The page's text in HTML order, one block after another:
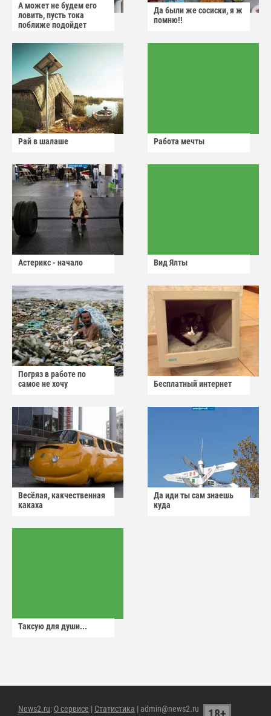
А может не будем его
ловить, пусть тока
поближе подойдет
Да были же сосиски, я ж
помню!!
Рай в шалаше Работа мечты
Астерикс - начало Вид Ялты
Погряз в работе по
самое не хочу
Бесплатный интернет
Весёлая, какчественная
какаха
Да иди ты сам знаешь
куда
Таксую для души...
News2.ru: О сервисе | Статистика | admin@news2.ru